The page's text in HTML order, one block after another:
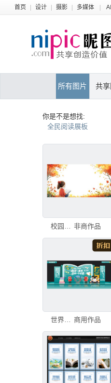
首页 设计 摄影 多媒体
所有图片 共享
你是不是想找:
全民阅读展板
非商作品
世界读书日美陈 商用作品